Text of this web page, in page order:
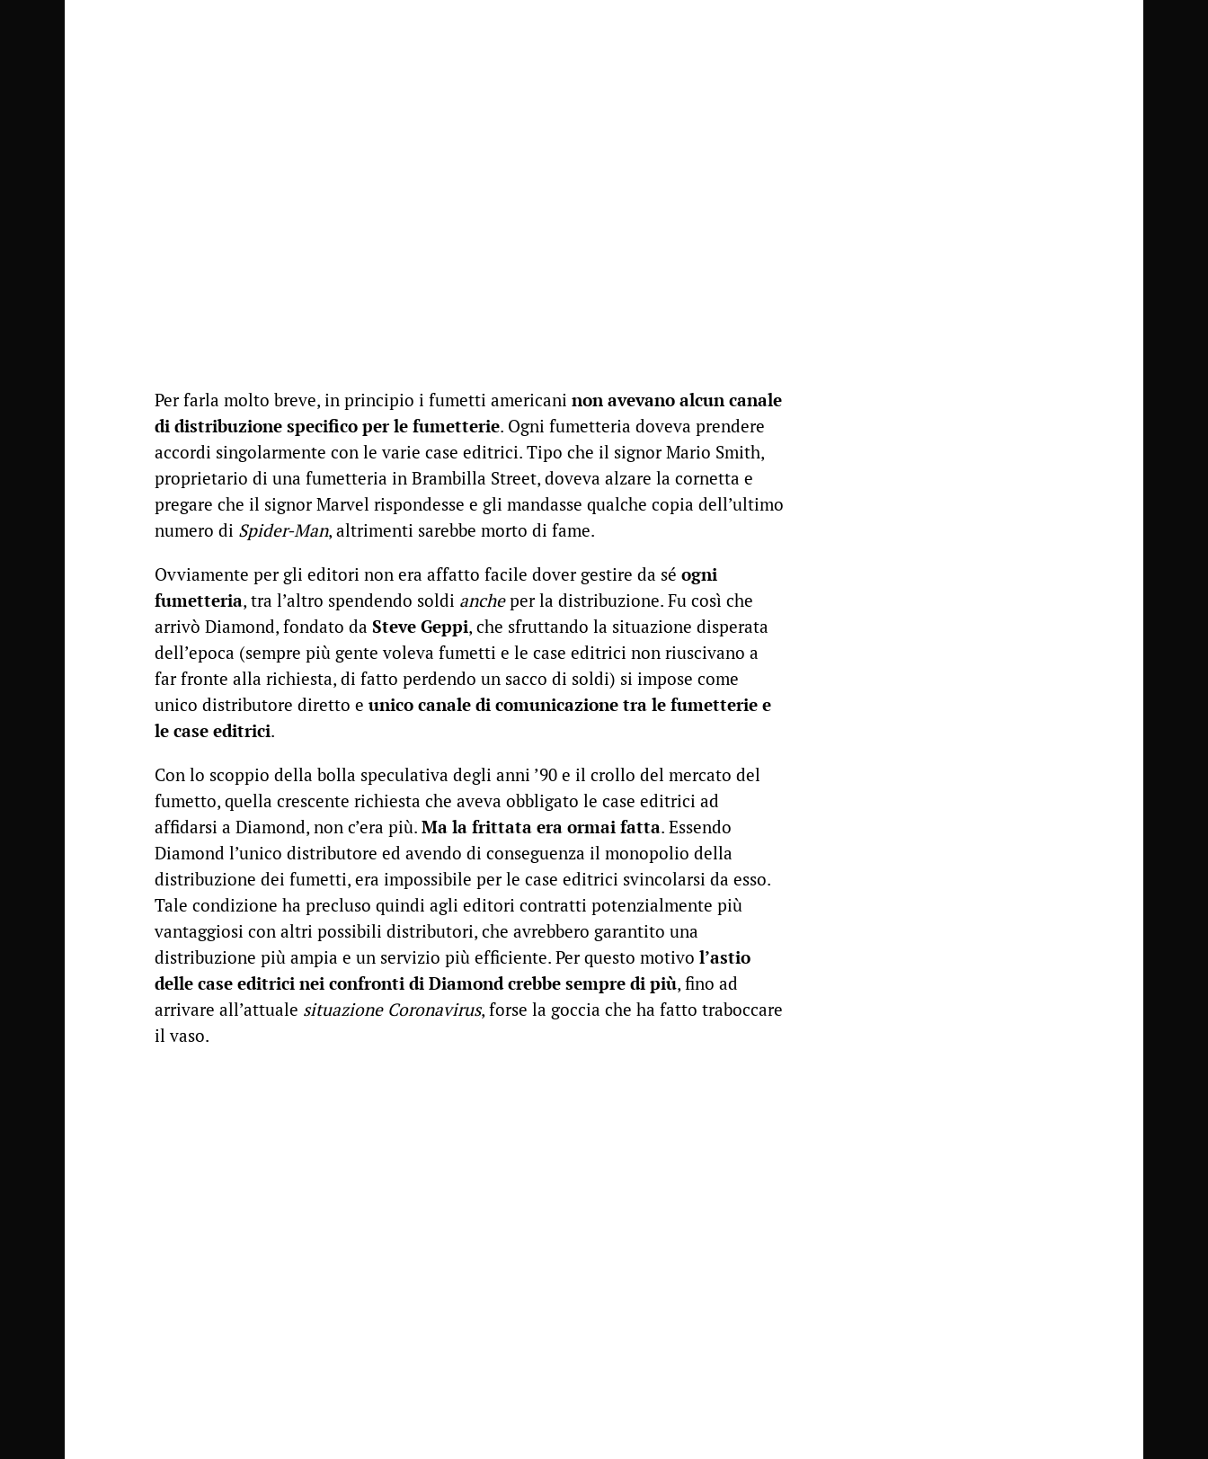
Per farla molto breve, in principio i fumetti americani non avevano alcun canale
di distribuzione specifico per le fumetterie. Ogni fumetteria doveva prendere
accordi singolarmente con le varie case editrici. Tipo che il signor Mario Smith,
proprietario di una fumetteria in Brambilla Street, doveva alzare la cornetta e
pregare che il signor Marvel rispondesse e gli mandasse qualche copia dell’ultimo
numero di Spider-Man, altrimenti sarebbe morto di fame.
Ovviamente per gli editori non era affatto facile dover gestire da sé ogni
fumetteria, tra l’altro spendendo soldi ancheper la distribuzione. Fu così che
arrivò Diamond, fondato da Steve Geppi, che sfruttando la situazione disperata
dell’epoca (sempre più gente voleva fumetti e le case editrici non riuscivano a
far fronte alla richiesta, di fatto perdendo un sacco di soldi) si impose come
unico distributore diretto e unico canale di comunicazione tra le fumetterie e
le case editrici.
Con lo scoppio della bolla speculativa degli anni ’90 e il crollo del mercato del
fumetto, quella crescente richiesta che aveva obbligato le case editrici ad
affidarsi a Diamond, non c’era più. Ma la frittata era ormai fatta. Essendo
Diamond l’unico distributore ed avendo di conseguenza il monopolio della
distribuzione dei fumetti, era impossibile per le case editrici svincolarsi da esso.
Tale condizione ha precluso quindi agli editori contratti potenzialmente più
vantaggiosi con altri possibili distributori, che avrebbero garantito una
distribuzione più ampia e un servizio più efficiente. Per questo motivo l’astio
delle case editrici nei confronti di Diamond crebbe sempre di più, fino ad
arrivare all’attuale situazione Coronavirus, forse la goccia che ha fatto traboccare
il vaso.